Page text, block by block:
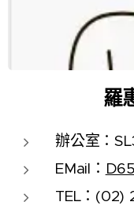
羅
辦公室：
EMail：
TEL：(02)